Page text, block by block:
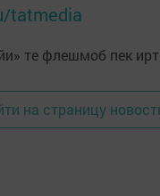
tatmedia
на страницу